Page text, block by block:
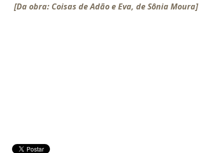
[Da obra: Coisas de Adão e Eva, de Sônia Moura]